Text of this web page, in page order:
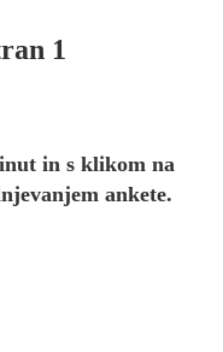
1
in s klikom na
ankete.